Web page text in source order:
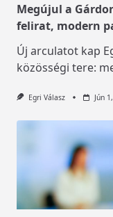
Megújul a
felirat, modern
Új arculatot kap
közösségi tere:
Egri Válasz Jún